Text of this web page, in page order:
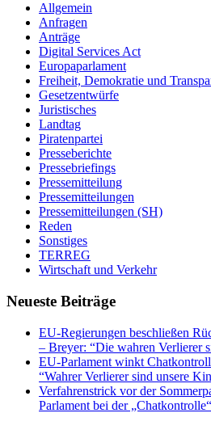
Allgemein
Anfragen
Anträge
Digital Services Act
Europaparlament
Freiheit, Demokratie und
Gesetzentwürfe
Juristisches
Landtag
Piratenpartei
Presseberichte
Pressebriefings
Pressemitteilung
Pressemitteilungen
Pressemitteilungen (SH)
Reden
Sonstiges
TERREG
Wirtschaft und Verkehr
Neueste Beiträge
EU-Regierungen beschließen
– Breyer: “Die wahren Verlierer
EU-Parlament winkt
“Wahrer Verlierer sind unsere
Verfahrenstrick vor der
Parlament bei der